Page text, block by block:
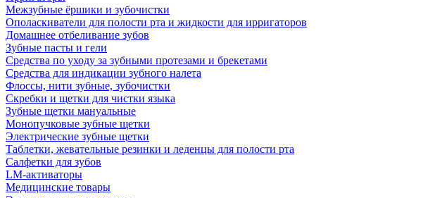
Межзубные ёршики и зубочистки
Ополаскиватели для полости рта и жидкости для ирригаторов
Домашнее отбеливание зубов
Зубные пасты и гели
Средства по уходу за зубными протезами и брекетами
Средства для индикации зубного налета
Флоссы, нити зубные, зубочистки
Скребки и щетки для чистки языка
Зубные щетки мануальные
Монопучковые зубные щетки
Электрические зубные щетки
Таблетки, жевательные резинки и леденцы для полости рта
Салфетки для зубов
LM-активаторы
Медицинские товары